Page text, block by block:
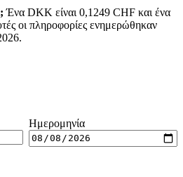
Ένα DKK είναι 0,1249 CHF και ένα
οι πληροφορίες ενημερώθηκαν
Ημερομηνία